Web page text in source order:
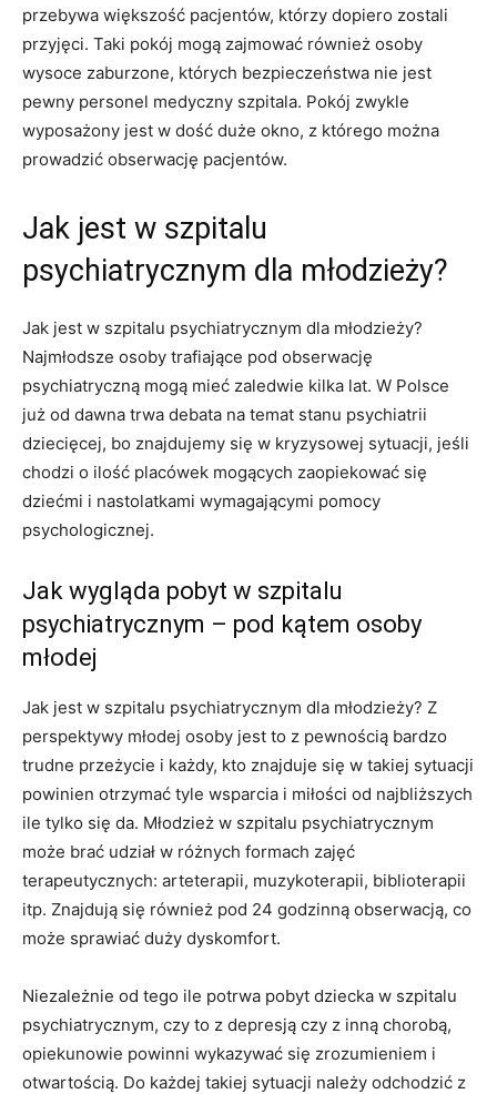
przebywa większość pacjentów, którzy dopiero zostali
przyjęci. Taki pokój mogą zajmować również osoby
wysoce zaburzone, których bezpieczeństwa nie jest
pewny personel medyczny szpitala. Pokój zwykle
wyposażony jest w dość duże okno, z którego można
prowadzić obserwację pacjentów.
Jak jest w szpitalu
psychiatrycznym dla młodzieży?
Jak jest w szpitalu psychiatrycznym dla młodzieży?
Najmłodsze osoby trafiające pod obserwację
psychiatryczną mogą mieć zaledwie kilka lat. W Polsce
już od dawna trwa debata na temat stanu psychiatrii
dziecięcej, bo znajdujemy się w kryzysowej sytuacji, jeśli
chodzi o ilość placówek mogących zaopiekować się
dziećmi i nastolatkami wymagającymi pomocy
psychologicznej.
Jak wygląda pobyt w szpitalu
psychiatrycznym – pod kątem osoby
młodej
Jak jest w szpitalu psychiatrycznym dla młodzieży? Z
perspektywy młodej osoby jest to z pewnością bardzo
trudne przeżycie i każdy, kto znajduje się w takiej sytuacji
powinien otrzymać tyle wsparcia i miłości od najbliższych
ile tylko się da. Młodzież w szpitalu psychiatrycznym
może brać udział w różnych formach zajęć
terapeutycznych: arteterapii, muzykoterapii, biblioterapii
itp. Znajdują się również pod 24 godzinną obserwacją, co
może sprawiać duży dyskomfort.
Niezależnie od tego ile potrwa pobyt dziecka w szpitalu
psychiatrycznym, czy to z depresją czy z inną chorobą,
opiekunowie powinni wykazywać się zrozumieniem i
otwartością. Do każdej takiej sytuacji należy odchodzić z